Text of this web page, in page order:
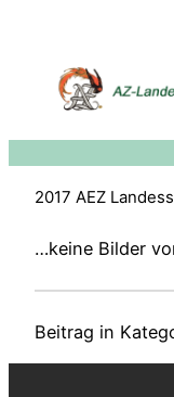
springen
2017 AEZ
…keine Bilder
Beitrag in